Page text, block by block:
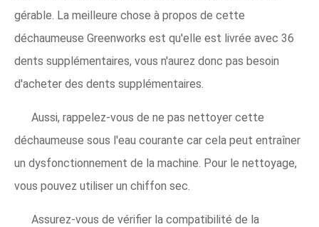
gérable. La meilleure chose à propos de cette
déchaumeuse Greenworks est qu'elle est livrée avec 36
dents supplémentaires, vous n'aurez donc pas besoin
d'acheter des dents supplémentaires.
Aussi, rappelez-vous de ne pas nettoyer cette
déchaumeuse sous l'eau courante car cela peut entraîner
un dysfonctionnement de la machine. Pour le nettoyage,
vous pouvez utiliser un chiffon sec.
Assurez-vous de vérifier la compatibilité de la